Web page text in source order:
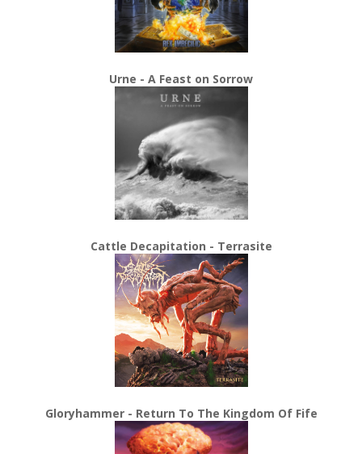
Urne - A Feast on Sorrow
Cattle Decapitation - Terrasite
Gloryhammer - Return To The Kingdom Of Fife